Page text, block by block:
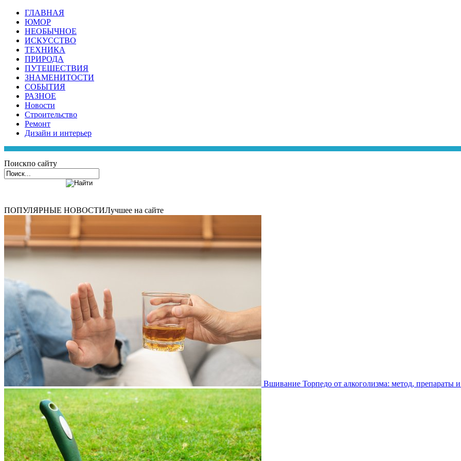
ГЛАВНАЯ
ЮМОР
НЕОБЫЧНОЕ
ИСКУССТВО
ТЕХНИКА
ПРИРОДА
ПУТЕШЕСТВИЯ
ЗНАМЕНИТОСТИ
СОБЫТИЯ
РАЗНОЕ
Новости
Строительство
Ремонт
Дизайн и интерьер
Поискпо сайту
ПОПУЛЯРНЫЕ НОВОСТИЛучшее на сайте
Вшивание Торпедо от алкоголизма: метод, препараты